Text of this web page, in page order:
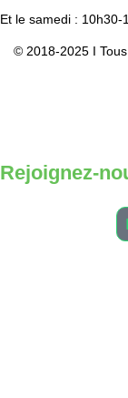
Et le samedi : 10h30-
© 2018-2025 I
Rejoignez-